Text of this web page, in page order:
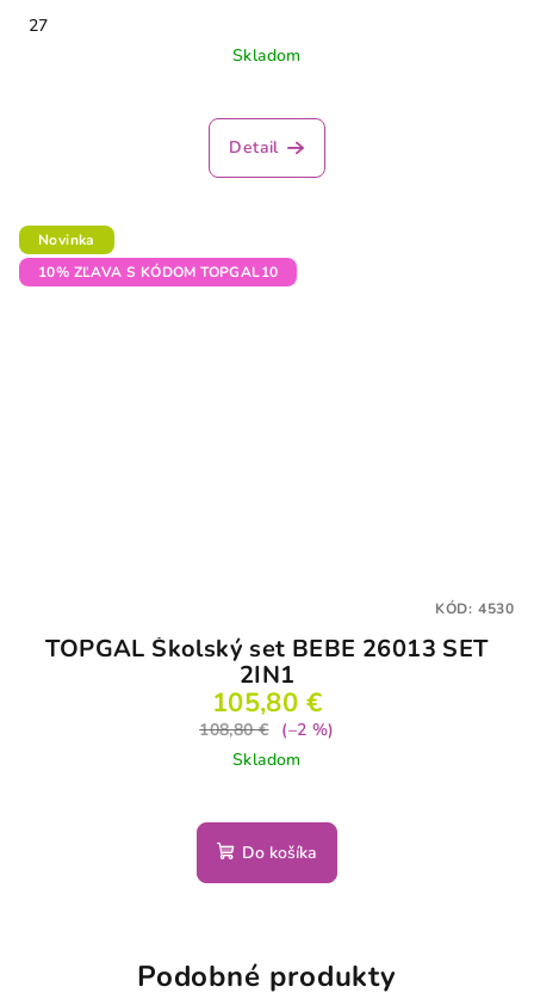
27
Skladom
Detail
Novinka
10% ZĽAVA S KÓDOM TOPGAL10
TOPGAL Školský set BEBE 26013 SET
2IN1
105,80 €
108,80 €
(–2 %)
Skladom
Do košíka
KÓD: 4530
Podobné produkty